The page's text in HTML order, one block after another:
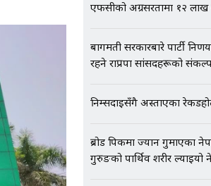
एफसीको अग्रसरतामा १२
बागमती सरकारबारे पार्टी
रहने राप्रपा सांसदहरूको
निम्सदाइसँगै अस्ताएका
ब्रोड पिकमा ज्यान गुमाएका
गुरुङको पार्थिव शरीर ल्याइयो